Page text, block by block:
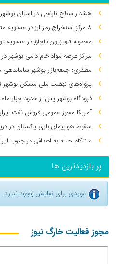
هشدار سطح نارنجی در استان
۸ مرکز استخراج رمز ارز در عسلویه متلاشی شد
محموله تلویزیون قاچاق در عسلویه
مراکز عرضه مواد خام دامی بوشهر
مظفری: جمعه‌بازار بوشهر
پروژه‌های نهضت ملی مسکن بوشهر
فرودگاه بوشهر پس از حدود چهار
آمریکا مجوز عمومی فروش نفت
سقوط هواپیمای باری پاکستان در
سنتکام حمله به اهدافی در جنوب
پر بازدیدترین ها
موردی برای نمایش وجود ندارد.
مجوز فعالیت خارگ نیوز